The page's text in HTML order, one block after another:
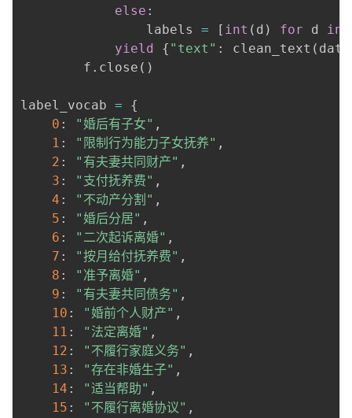
else :
                labels
= [ int ( d ) for d in
yield
{ "text" : clean_text ( data
        f
. close ( )
label_vocab =
{
0 : "婚后有子女" ,
1 : "限制行为能力子女抚养" ,
2 : "有夫妻共同财产" ,
3 : "支付抚养费" ,
4 : "不动产分割" ,
5 : "婚后分居" ,
6 : "二次起诉离婚" ,
7 : "按月给付抚养费" ,
8 : "准予离婚" ,
9 : "有夫妻共同债务" ,
10 : "婚前个人财产" ,
11 : "法定离婚" ,
12 : "不履行家庭义务" ,
13 : "存在非婚生子" ,
14 : "适当帮助" ,
15 : "不履行离婚协议" ,